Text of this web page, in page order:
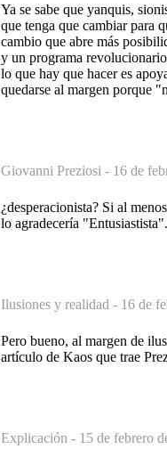
Ya se sabe que yanquis,
que tenga que cambiar para
cambio que abre más
y un programa
lo que hay que hacer es
quedarse al margen porque
Giovanni Preziosi - 16 de
¿desperacionista? Si al
lo agradecería "Entusiastista".
Ilusiones y realidad - 16 de
Pero bueno, al margen de
artículo de Kaos que trae
Explicación - 15 de febrero